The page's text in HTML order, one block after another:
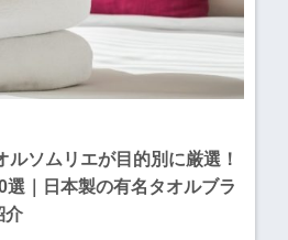
ルソムリエが目的別に厳選！
選｜日本製の有名タオルブラ
介